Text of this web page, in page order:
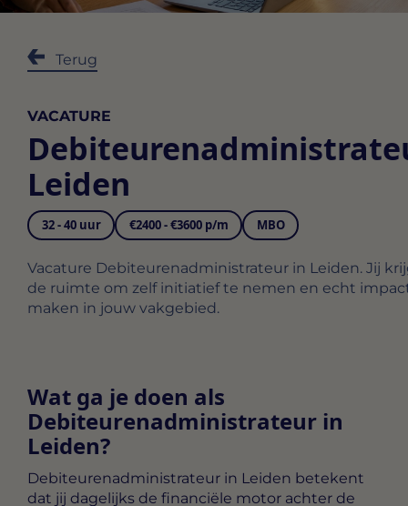
Terug
VACATURE
Leiden
32 - 40 uur €2400 - €3600 p/m MBO
Vacature Debiteurenadministrateur in Leiden. Jij
de ruimte om zelf initiatief te nemen en echt
maken in jouw vakgebied.
Wat ga je doen als
Debiteurenadministrateur in
Leiden?
Debiteurenadministrateur in Leiden betekent
dat jij dagelijks de financiële motor achter de